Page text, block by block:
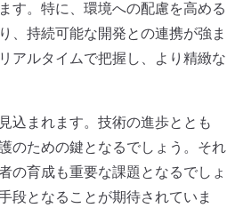
す。特に、環境への配慮を高める
、持続可能な開発との連携が強ま
アルタイムで把握し、より精緻な
込まれます。技術の進歩ととも
のための鍵となるでしょう。それ
の育成も重要な課題となるでしょ
段となることが期待されていま